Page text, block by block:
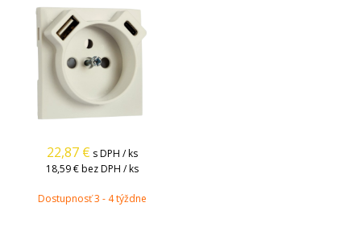
22,87 € s DPH / ks
18,59 €bez DPH / ks
Dostupnosť 3 - 4 týždne